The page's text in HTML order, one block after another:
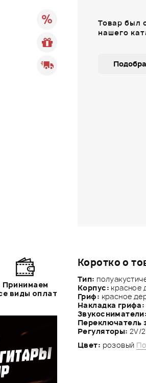
Коротко о
Тип:
Корпус: красное
Гриф: красное
Накладка грифа:
Звукосниматели:
Переключатель
Регуляторы: 2V/
Цвет: розовый
Товар был
нашего
Принимаем
виды оплат